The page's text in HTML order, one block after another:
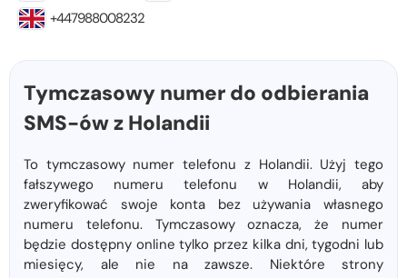
+447988008232
Tymczasowy numer do odbierania
SMS-ów z Holandii
To tymczasowy numer telefonu z Holandii. Użyj tego
fałszywego numeru telefonu w Holandii, aby
zweryfikować swoje konta bez używania własnego
numeru telefonu. Tymczasowy oznacza, że ​​numer
będzie dostępny online tylko przez kilka dni, tygodni lub
miesięcy, ale nie na zawsze. Niektóre strony